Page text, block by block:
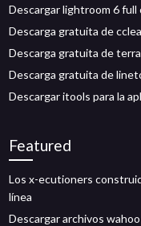
Descargar lightroom 6
Descarga gratuita de
Descarga gratuita de
Descarga gratuita de
Descargar itools para la
Featured
Los x-ecutioners
línea
Descargar archivos